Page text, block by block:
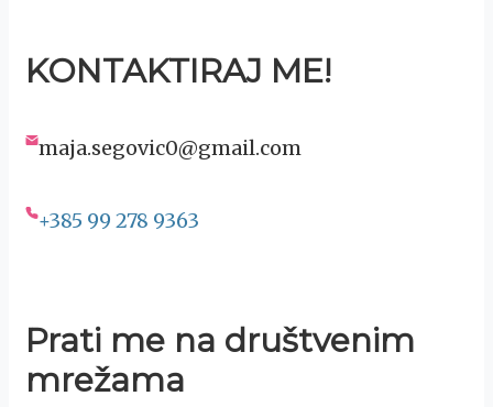
KONTAKTIRAJ ME!
maja.segovic0@gmail.com
+385 99 278 9363
Prati me na društvenim
mrežama